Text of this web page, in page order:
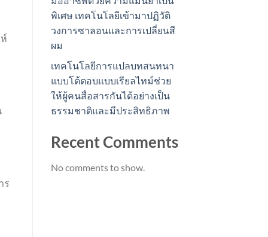
ร
พิเศษ เทคโนโลยีเข้ามาปฏิวัติ
วงการซาลอนและการเปลี่ยนสี
ผม
เทคโนโลยีการแปลบทสนทนา
แบบโต้ตอบแบบเรียลไทม์ช่วย
ให้ผู้คนสื่อสารกันได้อย่างเป็น
ธรรมชาติและมีประสิทธิภาพ
Recent Comments
No comments to show.